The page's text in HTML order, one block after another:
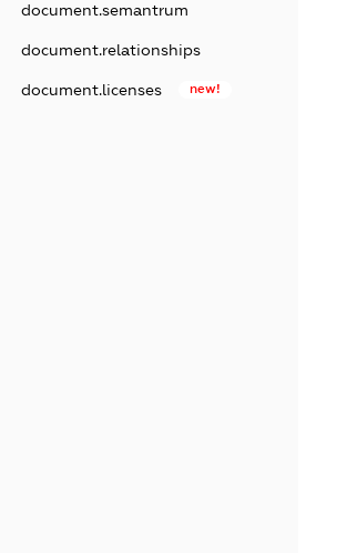
document.semantrum
document.relationships
document.licenses new!